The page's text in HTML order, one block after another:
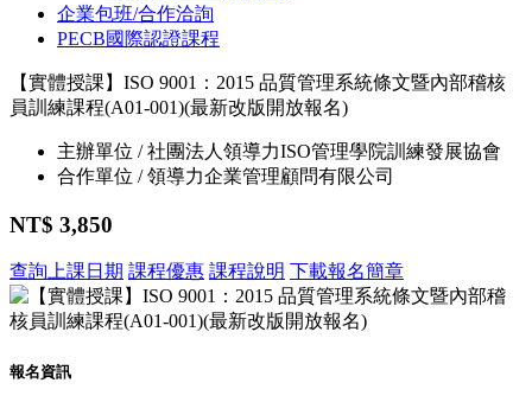
企業包班/合作洽詢
PECB國際認證課程
【實體授課】ISO 9001：2015 品質管理系統條文暨內部稽核
員訓練課程(A01-001)(最新改版開放報名)
主辦單位 / 社團法人領導力ISO管理學院訓練發展協會
合作單位 / 領導力企業管理顧問有限公司
NT$ 3,850
查詢上課日期 課程優惠 課程說明 下載報名簡章
報名資訊